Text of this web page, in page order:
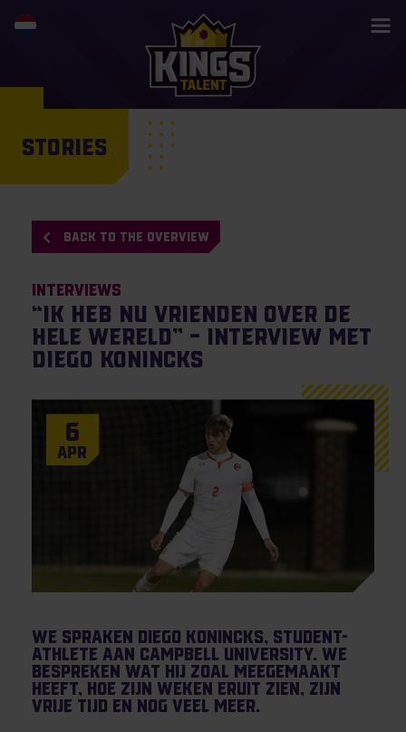
STORIES
BACK TO THE OVERVIEW
Interviews
“Ik heb nu vrienden over de
hele wereld” – Interview met
Diego Konincks
6
Apr
We spraken Diego Konincks, student-
athlete aan Campbell University. We
bespreken wat hij zoal meegemaakt
heeft, hoe zijn weken eruit zien, zijn
vrije tijd en nog veel meer.